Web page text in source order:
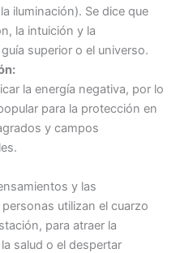
iluminación). Se dice que
la intuición y la
superior o el universo.
la energía negativa, por lo
para la protección en
y campos
y las
utilizan el cuarzo
para atraer la
salud o el despertar